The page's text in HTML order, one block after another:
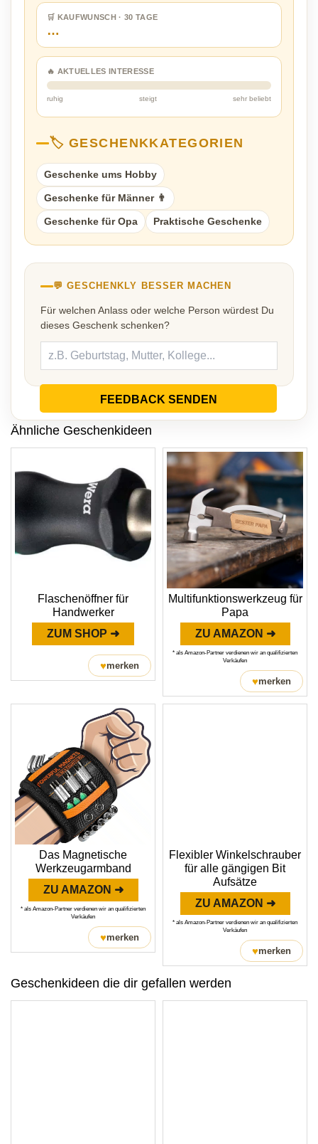
🛒 KAUFWUNSCH · 30 TAGE
…
🔥 AKTUELLES INTERESSE
ruhig steigt sehr beliebt
🏷️ GESCHENKKATEGORIEN
Geschenke ums Hobby
Geschenke für Männer 👨
Geschenke für Opa Praktische Geschenke
💬 GESCHENKLY BESSER MACHEN
Für welchen Anlass oder welche Person würdest Du
dieses Geschenk schenken?
FEEDBACK SENDEN
Ähnliche Geschenkideen
Flaschenöffner für
Handwerker
ZUM SHOP ➜
♥merken
Multifunktionswerkzeug für
Papa
ZU AMAZON ➜
* als Amazon-Partner verdienen wir an qualifizierten
Verkäufen
♥merken
Das Magnetische
Werkzeugarmband
ZU AMAZON ➜
* als Amazon-Partner verdienen wir an qualifizierten
Verkäufen
♥merken
Flexibler Winkelschrauber
für alle gängigen Bit
Aufsätze
ZU AMAZON ➜
* als Amazon-Partner verdienen wir an qualifizierten
Verkäufen
♥merken
Geschenkideen die dir gefallen werden